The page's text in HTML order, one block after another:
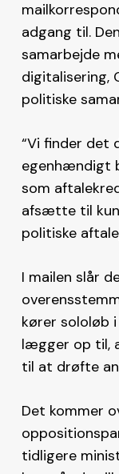
adgang til.
samarbejde
digitalisering,
politiske
“Vi finder det
egenhændigt
som
afsætte til
politiske
I mailen slår
kører sololøb
lægger op til,
til at drøfte
Det kommer
tidligere